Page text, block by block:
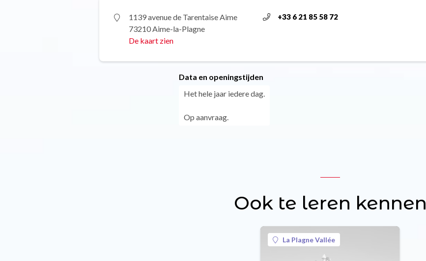
1139 avenue de Tarentaise Aime
73210 Aime-la-Plagne
De kaart zien
+33 6 21 85 58 72
Data en openingstijden
Het hele jaar iedere dag.
Op aanvraag.
Ook te leren kennen
La Plagne Vallée